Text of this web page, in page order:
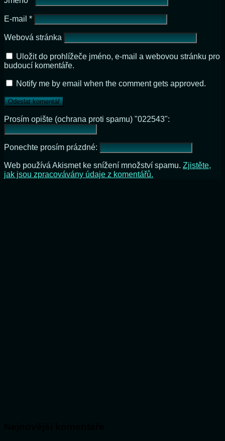
E-mail *
Webová stránka
Uložit do prohlížeče jméno, e-mail a webovou stránku pro
budoucí komentáře.
Notify me by email when the comment gets approved.
Prosím opište (ochrana proti spamu) "022543":
Ponechte prosím prázdné:
Web používá Akismet ke snížení množství spamu. Zjistěte,
jak jsou zpracovávány údaje z komentářů.